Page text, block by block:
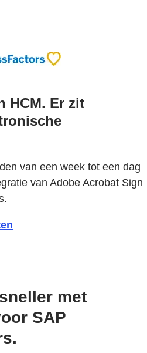
HCM. Er zit
van een week tot een dag
van Adobe Acrobat Sign
met
SAP